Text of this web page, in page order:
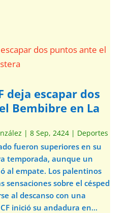
deja escapar dos
Bembibre en La
| 8 Sep, 2424| Deportes
fueron superiores en su
temporada, aunque un
al empate. Los palentinos
sensaciones sobre el césped
al descanso con una
inició su andadura en...